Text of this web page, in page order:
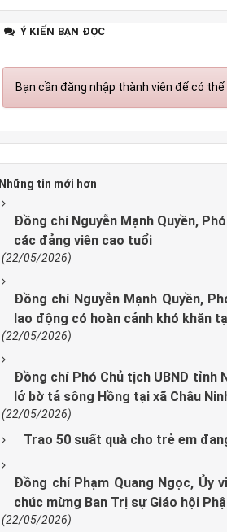
Ý KIẾN BẠN ĐỌC
Bạn cần đăng nhập thành viên để có
Những tin mới hơn
Đồng chí Nguyễn Mạnh Quyền,
các đảng viên cao tuổi
(22/05/2026)
Đồng chí Nguyễn Mạnh Quyền,
lao động có hoàn cảnh khó khăn
(22/05/2026)
Đồng chí Phó Chủ tịch UBND tỉnh
lở bờ tả sông Hồng tại xã Châu
(22/05/2026)
Trao 50 suất quà cho trẻ em
Đồng chí Phạm Quang Ngọc, Ủy
chúc mừng Ban Trị sự Giáo hội
(22/05/2026)